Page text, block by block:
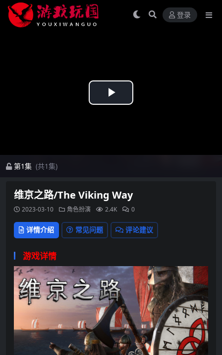
登录
Play
第1集 (共1集)
维京之路/The Viking Way
2023-03-10 角色扮演 2.4K 0
详情介绍 常见问题 评论建议
游戏详情